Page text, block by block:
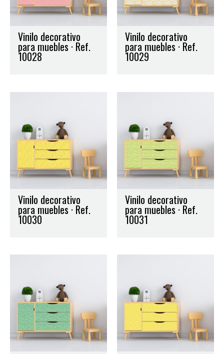
Vinilo decorativo
para muebles · Ref.
10028
Vinilo decorativo
para muebles · Ref.
10029
Vinilo decorativo
para muebles · Ref.
10030
Vinilo decorativo
para muebles · Ref.
10031